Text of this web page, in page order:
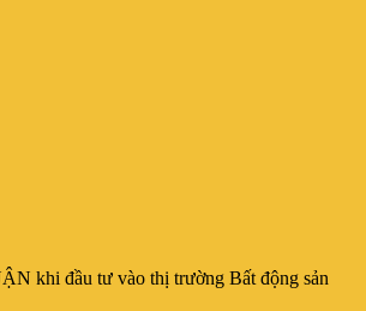
khi đầu tư vào thị trường Bất động sản